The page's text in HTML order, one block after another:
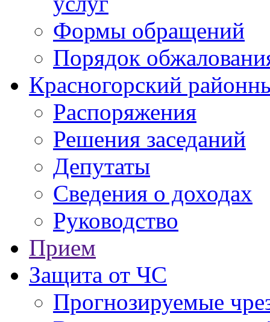
Формы обращений
Порядок
Красногорский
Распоряжения
Решения заседаний
Депутаты
Сведения о доходах
Руководство
Прием
Защита от ЧС
Прогнозируемые